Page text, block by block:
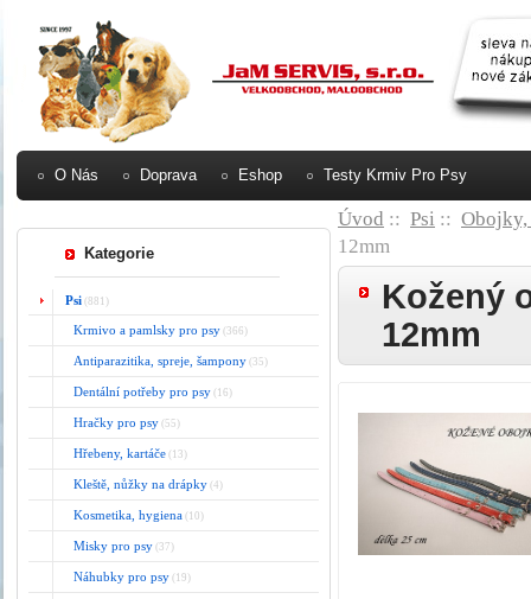
O Nás Doprava Eshop Testy Krmiv Pro Psy
Kategorie
Psi (881)
Krmivo a pamlsky pro psy (366)
Antiparazitika, spreje, šampony (35)
Dentální potřeby pro psy (16)
Hračky pro psy (55)
Hřebeny, kartáče (13)
Kleště, nůžky na drápky (4)
Kosmetika, hygiena (10)
Misky pro psy (37)
Náhubky pro psy (19)
Úvod :: Psi ::
12mm
Kožený
12mm